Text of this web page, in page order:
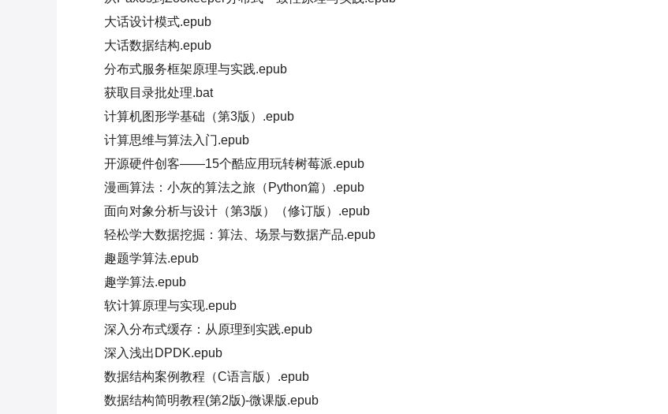
大话设计模式.epub
大话数据结构.epub
分布式服务框架原理与实践.epub
获取目录批处理.bat
计算机图形学基础（第3版）.epub
计算思维与算法入门.epub
开源硬件创客——15个酷应用玩转树莓派.epub
漫画算法：小灰的算法之旅（Python篇）.epub
面向对象分析与设计（第3版）（修订版）.epub
轻松学大数据挖掘：算法、场景与数据产品.epub
趣题学算法.epub
趣学算法.epub
软计算原理与实现.epub
深入分布式缓存：从原理到实践.epub
深入浅出DPDK.epub
数据结构案例教程（C语言版）.epub
数据结构简明教程(第2版)-微课版.epub